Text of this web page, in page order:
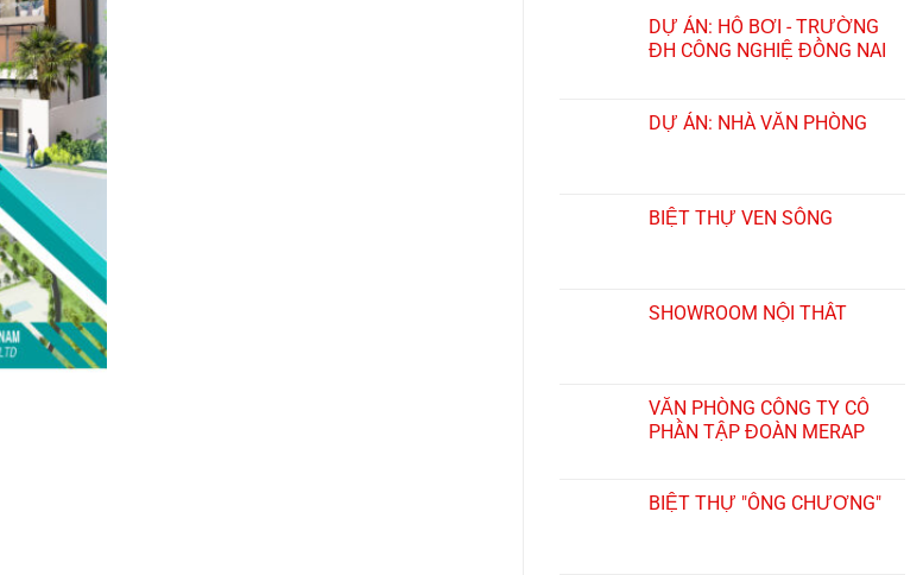
DỰ ÁN: HỒ BƠI - TRƯỜNG
ĐH CÔNG NGHIỆ ĐỒNG NAI
DỰ ÁN: NHÀ VĂN PHÒNG
BIỆT THỰ VEN SÔNG
SHOWROOM NỘI THẤT
VĂN PHÒNG CÔNG TY CỔ
PHẦN TẬP ĐOÀN MERAP
BIỆT THỰ "ÔNG CHƯƠNG"